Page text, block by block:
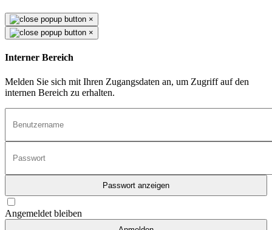
×
×
Interner Bereich
Melden Sie sich mit Ihren Zugangsdaten an, um Zugriff auf den
internen Bereich zu erhalten.
Passwort anzeigen
Angemeldet bleiben